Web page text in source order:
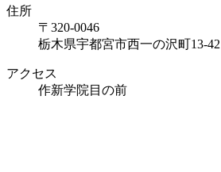
住所
〒320-0046
栃木県宇都宮市西一の沢町13-42
アクセス
作新学院目の前